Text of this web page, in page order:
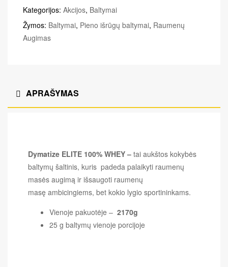
Kategorijos: Akcijos, Baltymai
Žymos: Baltymai, Pieno išrūgų baltymai, Raumenų
Augimas
APRAŠYMAS
Dymatize ELITE 100% WHEY – tai aukštos kokybės
baltymų šaltinis, kuris padeda palaikyti raumenų
masės augimą ir išsaugoti raumenų
masę ambicingiems, bet kokio lygio sportininkams.
Vienoje pakuotėje – 2170g
25 g baltymų vienoje porcijoje